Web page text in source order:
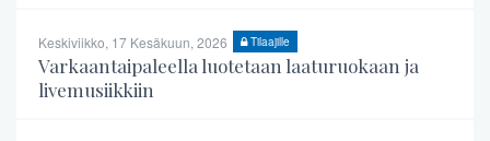
Keskiviikko, 17 Kesäkuun, 2026 Tilaajille
Varkaantaipaleella luotetaan laaturuokaan ja
livemusiikkiin